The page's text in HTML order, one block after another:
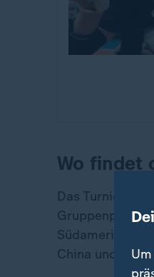
Wo findet
Das Turnier ist
Gruppenphase
Südamerika
China und den